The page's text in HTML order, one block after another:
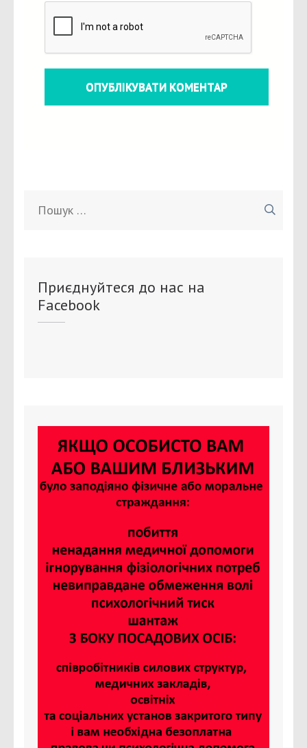
Приєднуйтеся до нас на
Facebook